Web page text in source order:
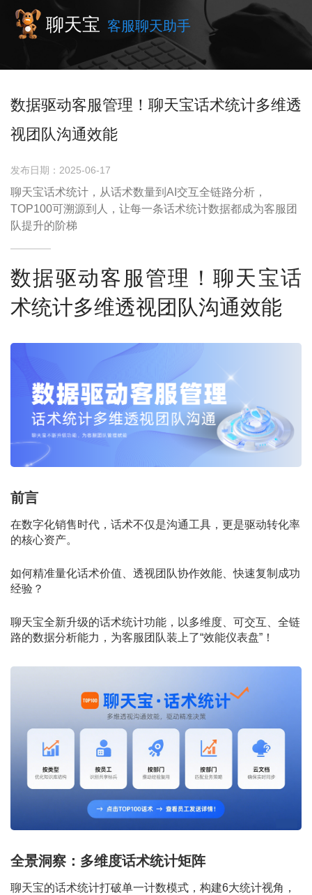
聊天宝 客服聊天助手
数据驱动客服管理！聊天宝话术统计多维透
视团队沟通效能
发布日期：2025-06-17
聊天宝话术统计，从话术数量到AI交互全链路分析，
TOP100可溯源到人，让每一条话术统计数据都成为客服团
队提升的阶梯
数据驱动客服管理！聊天宝话
术统计多维透视团队沟通效能
前言
在数字化销售时代，话术不仅是沟通工具，更是驱动转化率
的核心资产。
如何精准量化话术价值、透视团队协作效能、快速复制成功
经验？
聊天宝全新升级的话术统计功能，以多维度、可交互、全链
路的数据分析能力，为客服团队装上了“效能仪表盘”！
全景洞察：多维度话术统计矩阵
聊天宝的话术统计打破单一计数模式，构建6大统计视角，